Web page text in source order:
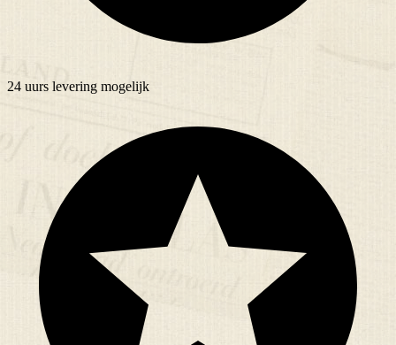
24 uurs levering mogelijk